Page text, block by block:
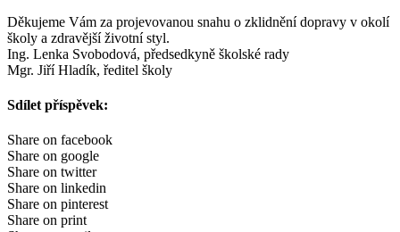
Děkujeme Vám za projevovanou snahu o zklidnění dopravy v okolí
školy a zdravější životní styl.
Ing. Lenka Svobodová, předsedkyně školské rady
Mgr. Jiří Hladík, ředitel školy
Sdílet příspěvek:
Share on facebook
Share on google
Share on twitter
Share on linkedin
Share on pinterest
Share on print